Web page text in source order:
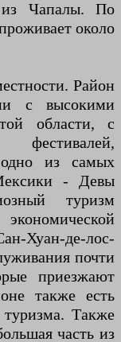
Чапалы. По
около
Район
с высокими
области, с
фестивалей,
одно из самых
- Девы
туризм
Хуан-де-лос-
почти
приезжают
также есть
Также
часть из